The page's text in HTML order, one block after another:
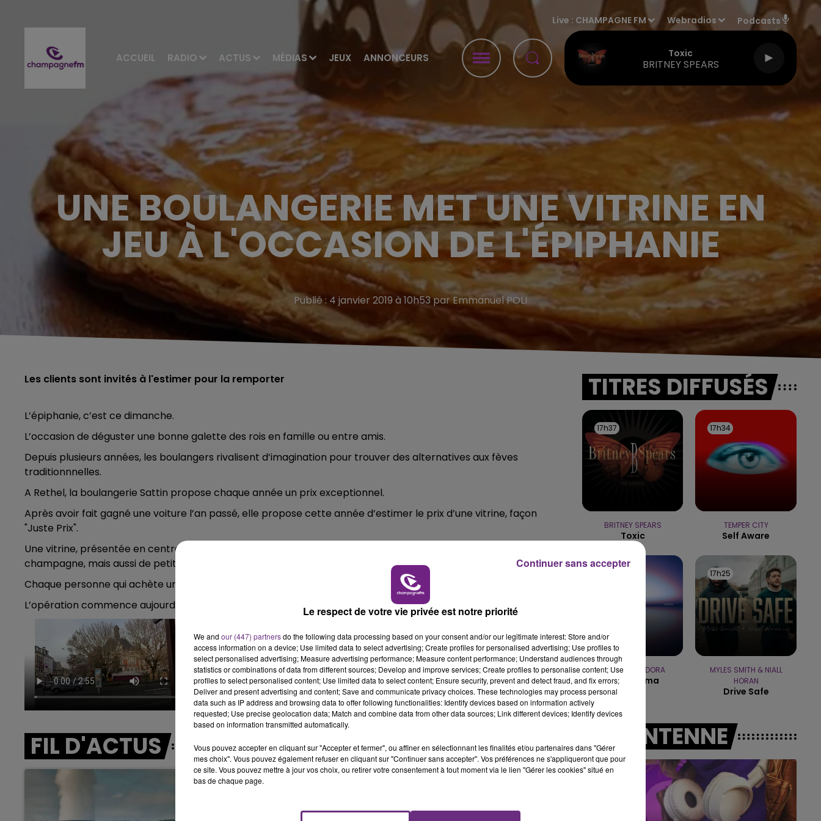
ACCUEIL RADIO ACTUS MÉDIAS JEUX ANNONCEURS
Live : CHAMPAGNE FM Webradios Podcasts
Toxic
BRITNEY SPEARS
FM LA POP MACHINE - CHAMPAGNE FM LA RADIO POP
5h00 - 6h00
LE BEST OF DE LA
CHAMPAGNE FM
UNE BOULANGERIE MET UNE VITRINE EN
JEU À L'OCCASION DE L'ÉPIPHANIE
Publié : 4 janvier 2019 à 10h53 par Emmanuel POLI
Les clients sont invités à l'estimer pour la remporter
L’épiphanie, c’est ce dimanche.
L’occasion de déguster une bonne galette des rois en famille ou entre amis.
Depuis plusieurs années, les boulangers rivalisent d’imagination pour trouver des alternatives aux fèves
traditionnnelles.
A Rethel, la boulangerie Sattin propose chaque année un prix exceptionnel.
Après avoir fait gagné une voiture l’an passé, elle propose cette année d’estimer le prix d’une vitrine, façon
"Juste Prix".
Une vitrine, présentée en centre-ville, qui contient notamment un voyage, de l’électroménager, du
champagne, mais aussi de petits chocolats (regardez la vidéo à partir de 1'10 pour voir le détail).
Chaque personne qui achète une galette peut donc fixer son estimation.
L’opération commence aujourd’hui et se poursuit jusqu’au 27 janvier.
FIL D'ACTUS
TITRES DIFFUSÉS
17h37
17h37
BRITNEY SPEARS
Toxic
17h34
17h34
TEMPER CITY
Self Aware
DISIZ & THEODORA
Melodrama
17h25
17h25
MYLES SMITH & NIALL
HORAN
Drive Safe
A L'ANTENNE
Le respect de votre vie privée est notre priorité
We and our (447) partnersdo the following data processing based on your consent and/or our legitimate interest: Store and/or
access information on a device; Use limited data to select advertising; Create profiles for personalised advertising; Use profiles to
select personalised advertising; Measure advertising performance; Measure content performance; Understand audiences through
statistics or combinations of data from different sources; Develop and improve services; Create profiles to personalise content; Use
profiles to select personalised content; Use limited data to select content; Ensure security, prevent and detect fraud, and fix errors;
Deliver and present advertising and content; Save and communicate privacy choices. These technologies may process personal
data such as IP address and browsing data to offer following functionalities: Identify devices based on information actively
requested; Use precise geolocation data; Match and combine data from other data sources; Link different devices; Identify devices
based on information transmitted automatically.
Vous pouvez accepter en cliquant sur "Accepter et fermer", ou affiner en sélectionnant les finalités et/ou partenaires dans "Gérer
mes choix". Vous pouvez également refuser en cliquant sur "Continuer sans accepter". Vos préférences ne s'appliqueront que pour
ce site. Vous pouvez mettre à jour vos choix, ou retirer votre consentement à tout moment via le lien "Gérer les cookies" situé en
bas de chaque page.
Continuer sans accepter